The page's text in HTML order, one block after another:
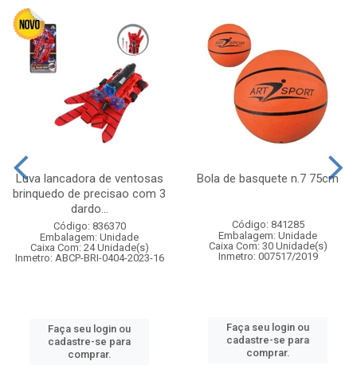
Luva lancadora de ventosas
brinquedo de precisao com 3
dardo...
Código: 836370
Embalagem: Unidade
Caixa Com: 24 Unidade(s)
Inmetro: ABCP-BRI-0404-2023-16
Faça seu login ou
cadastre-se para
comprar.
Bola de basquete n.7 75cm
Código: 841285
Embalagem: Unidade
Caixa Com: 30 Unidade(s)
Inmetro: 007517/2019
Faça seu login ou
cadastre-se para
comprar.